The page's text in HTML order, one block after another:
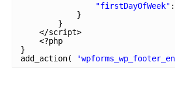
"firstDayOfWeek"
}
}
</script>
<?php
}
add_action(